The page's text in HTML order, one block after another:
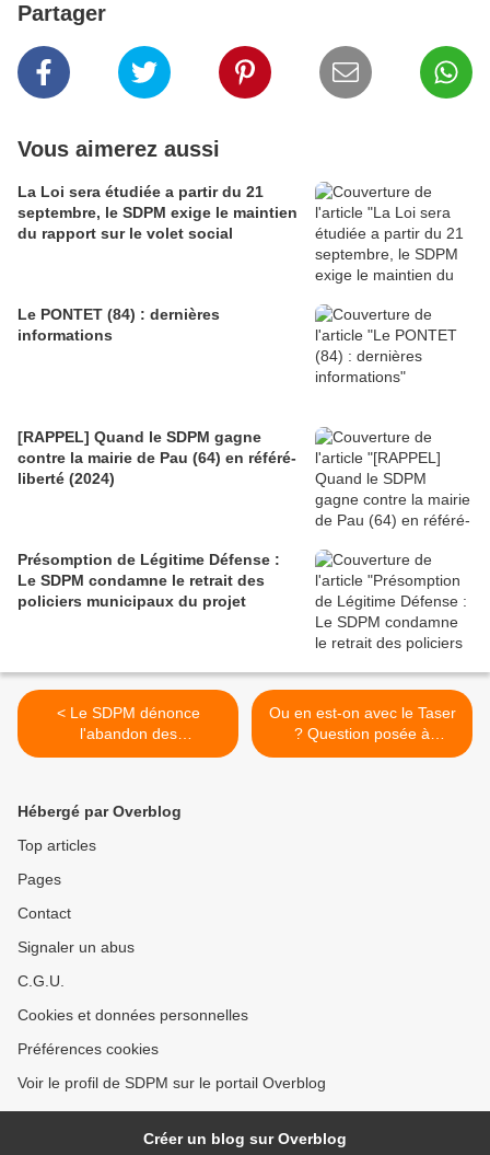
Partager
Vous aimerez aussi
La Loi sera étudiée a partir du 21
septembre, le SDPM exige le maintien
du rapport sur le volet social
Le PONTET (84) : dernières
informations
[RAPPEL] Quand le SDPM gagne
contre la mairie de Pau (64) en référé-
liberté (2024)
Présomption de Légitime Défense :
Le SDPM condamne le retrait des
policiers municipaux du projet
< Le SDPM dénonce
l'abandon des
revendications des policiers
Ou en est-on avec le Taser
? Question posée à
l'assemblée... >
Hébergé par Overblog
Top articles
Pages
Contact
Signaler un abus
C.G.U.
Cookies et données personnelles
Préférences cookies
Voir le profil de SDPM sur le portail Overblog
Créer un blog sur Overblog